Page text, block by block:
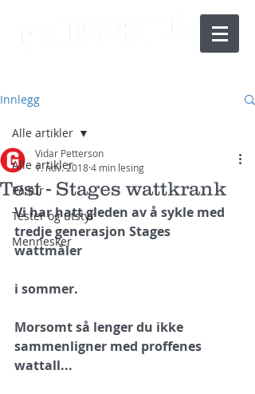
Innlegg
Alle artikler
På tur
Tester og utstyr
Mennesker
Alle artikler
Test - Stages wattkrank
Vidar Petterson
1. nov. 20184 min lesing
Vi har hatt gleden av å sykle med
tredje generasjon Stages
wattmåler
i sommer.
Morsomt så lenger du ikke
sammenligner med proffenes
wattall...